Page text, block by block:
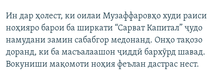
Ин дар ҳолест, ки оилаи Музаффаровҳо худи раиси
ноҳияро барои ба ширкати “Сарват Капитал” ҷудо
намудани замин сабабгор медонанд. Онҳо тақозо
доранд, ки ба масъалаашон ҷиддӣ бархӯрд шавад.
Вокуниши мақомоти ноҳия феълан дастрас нест.